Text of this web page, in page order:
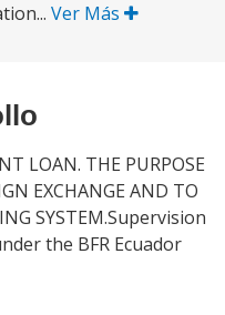
Ver Más
LOAN. THE PURPOSE
EXCHANGE AND TO
SYSTEM.Supervision
the BFR Ecuador